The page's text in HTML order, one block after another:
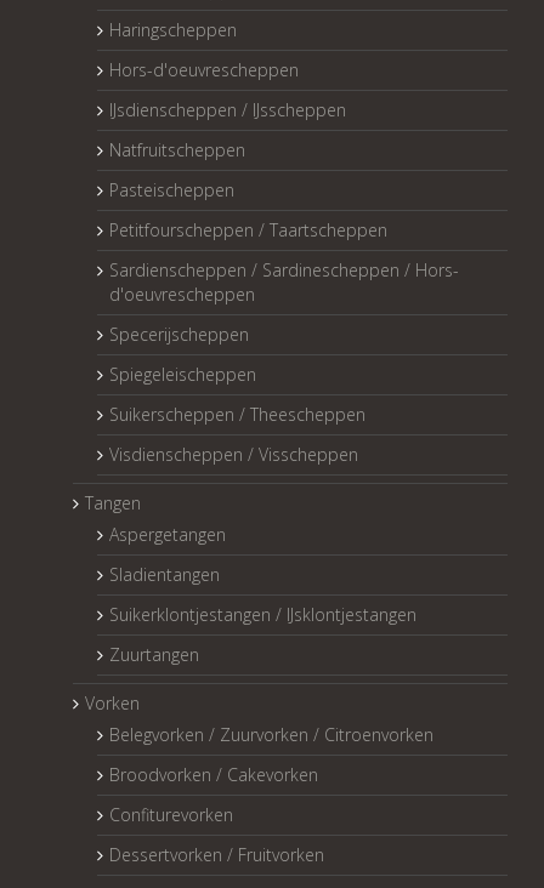
Haringscheppen
Hors-d'oeuvrescheppen
IJsdienscheppen / IJsscheppen
Natfruitscheppen
Pasteischeppen
Petitfourscheppen / Taartscheppen
Sardienscheppen / Sardinescheppen / Hors-
d'oeuvrescheppen
Specerijscheppen
Spiegeleischeppen
Suikerscheppen / Theescheppen
Visdienscheppen / Visscheppen
Tangen
Aspergetangen
Sladientangen
Suikerklontjestangen / IJsklontjestangen
Zuurtangen
Vorken
Belegvorken / Zuurvorken / Citroenvorken
Broodvorken / Cakevorken
Confiturevorken
Dessertvorken / Fruitvorken